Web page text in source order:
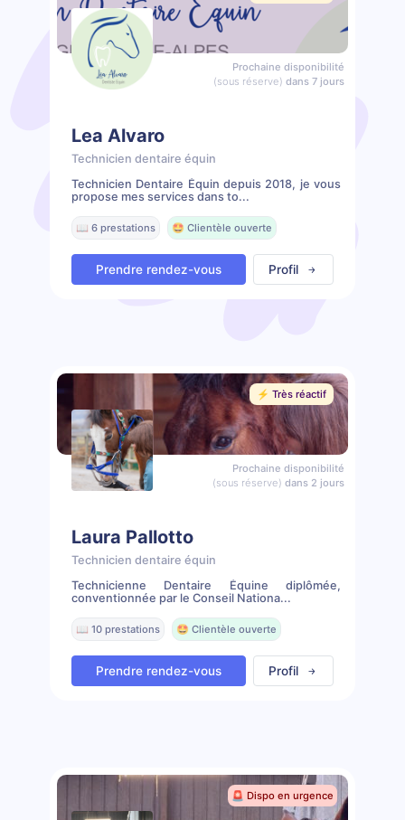
Prochaine disponibilité
(sous réserve) dans 7 jours
Lea Alvaro
Technicien dentaire équin
Technicien Dentaire Équin depuis 2018, je vous
propose mes services dans to...
📖 6 prestations 🤩 Clientèle ouverte
Prendre rendez-vous Profil
⚡️ Très réactif
Prochaine disponibilité
(sous réserve) dans 2 jours
Laura Pallotto
Technicien dentaire équin
Technicienne Dentaire Équine diplômée,
conventionnée par le Conseil Nationa...
📖 10 prestations 🤩 Clientèle ouverte
Prendre rendez-vous Profil
🚨 Dispo en urgence